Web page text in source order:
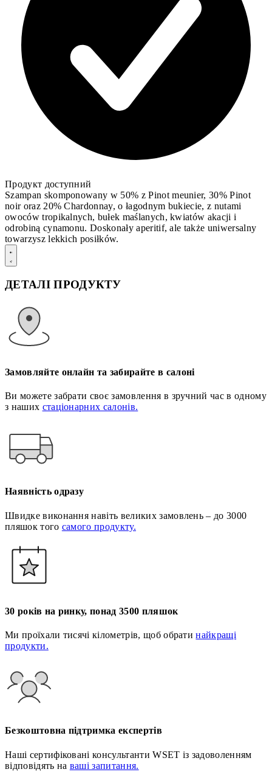
Продукт доступний
Szampan skomponowany w 50% z Pinot meunier, 30% Pinot
noir oraz 20% Chardonnay, o łagodnym bukiecie, z nutami
owoców tropikalnych, bułek maślanych, kwiatów akacji i
odrobiną cynamonu. Doskonały aperitif, ale także uniwersalny
towarzysz lekkich posiłków.
ДЕТАЛІ ПРОДУКТУ
Замовляйте онлайн та забирайте в салоні
Ви можете забрати своє замовлення в зручний час в одному
з наших стаціонарних салонів.
Наявність одразу
Швидке виконання навіть великих замовлень – до 3000
пляшок того самого продукту.
30 років на ринку, понад 3500 пляшок
Ми проїхали тисячі кілометрів, щоб обратинайкращі
продукти.
Безкоштовна підтримка експертів
Наші сертифіковані консультанти WSET із задоволенням
відповідять на ваші запитання.